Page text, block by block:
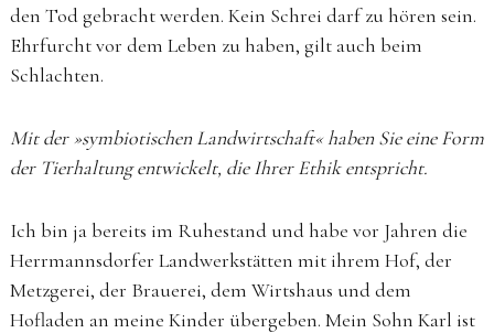
den Tod gebracht werden. Kein Schrei darf zu hören sein.
Ehrfurcht vor dem Leben zu haben, gilt auch beim
Schlachten.
Mit der »symbiotischen Landwirtschaft« haben Sie eine Form
der Tierhaltung entwickelt, die Ihrer Ethik entspricht.
Ich bin ja bereits im Ruhestand und habe vor Jahren die
Herrmannsdorfer Landwerkstätten mit ihrem Hof, der
Metzgerei, der Brauerei, dem Wirtshaus und dem
Hofladen an meine Kinder übergeben. Mein Sohn Karl ist